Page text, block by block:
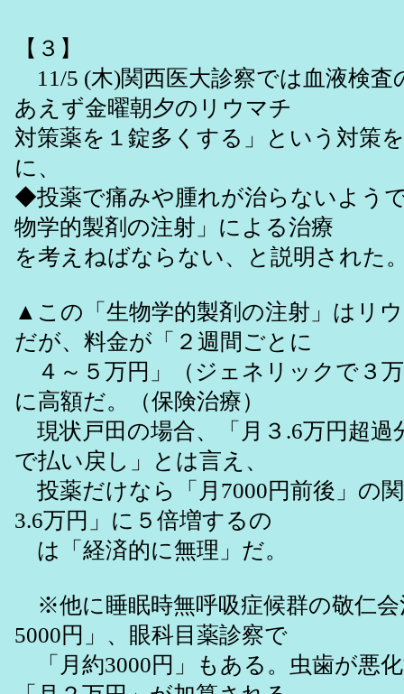
【３】
11/5 (木)関西医大診察では血液検査
あえず金曜朝夕のリウマチ
対策薬を１錠多くする」という対策
に、
◆投薬で痛みや腫れが治らないよう
物学的製剤の注射」による治療
を考えねばならない、と説明された
▲この「生物学的製剤の注射」はリ
だが、料金が「２週間ごとに
４～５万円」（ジェネリックで３
に高額だ。（保険治療）
現状戸田の場合、「月３.6万円超過
で払い戻し」とは言え、
投薬だけなら「月7000円前後」の
3.6万円」に５倍増するの
は「経済的に無理」だ。
※他に睡眠時無呼吸症候群の敬仁会
5000円」、眼科目薬診察で
「月約3000円」もある。虫歯が悪